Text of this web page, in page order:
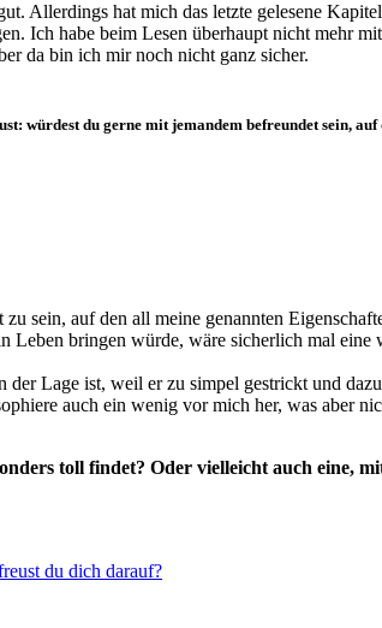
Allerdings hat mich das letzte gelesene
Ich habe beim Lesen überhaupt nicht mehr
da bin ich mir noch nicht ganz sicher.
würdest du gerne mit jemandem befreundet sein,
auf den all meine genannten
bringen würde, wäre sicherlich mal
Lage ist, weil er zu simpel gestrickt und
auch ein wenig vor mich her, was aber
toll findet? Oder vielleicht auch eine,
du dich darauf?